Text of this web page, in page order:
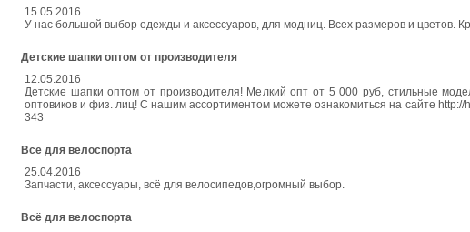
15.05.2016
У нас большой выбор одежды и аксессуаров, для модниц. Всех размеров и цветов.
Детские шапки оптом от производителя
12.05.2016
Детские шапки оптом от производителя! Мелкий опт от 5 000 руб, стильные
оптовиков и физ. лиц! С нашим ассортиментом можете ознакомиться на сайте
343
Всё для велоспорта
25.04.2016
Запчасти, аксессуары, всё для велосипедов,огромный выбор.
Всё для велоспорта